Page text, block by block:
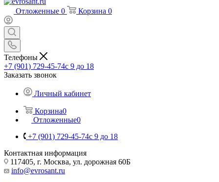
Отложенные 0 Корзина 0
Телефоны
+7 (901) 729-45-74c 9 до 18
Заказать звонок
Личный кабинет
Корзина0
Отложенные0
+7 (901) 729-45-74c 9 до 18
Контактная информация
117405, г. Москва, ул. дорожная 60Б
info@evrosant.ru